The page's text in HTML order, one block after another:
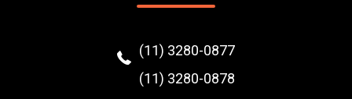
(11) 3280-0877
(11) 3280-0878